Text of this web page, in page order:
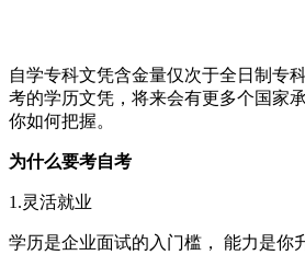
自学专科文凭含金量仅次于全日制专
考的学历文凭，将来会有更多个国家
你如何把握。
为什么要考自考
1.灵活就业
学历是企业面试的入门槛， 能力是你